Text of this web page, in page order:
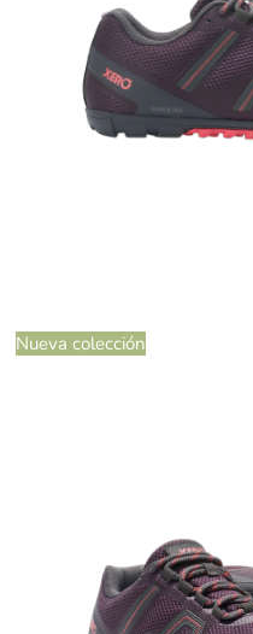
Nueva colección